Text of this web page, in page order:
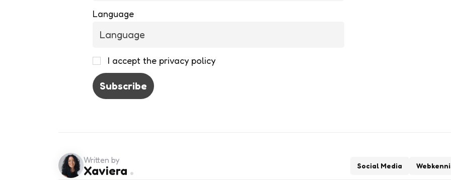
Language
I accept the privacy policy
Social Media
Written by
Xaviera